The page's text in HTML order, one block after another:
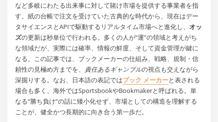
など多岐にわたる出来事に対して賭け市場を提供する事業者を指
す。紙の台帳で注文を受けていた古典的な時代から、現在はデー
タサイエンスとAPIで駆動するリアルタイム市場へと進化し、 オッ
ズの更新は秒単位で行われる。多くの人が“運”の領域と考えがち
な領域だが、実際には確率、情報の鮮度、そして資金管理が鍵に
なる。この記事では、ブックメーカーの仕組み、戦略、規制・信
頼性の見極め方までを、 責任あるギャンブルの視点も交えながら
深掘りする。なお、日本語の表記ではブック メーカーと表される
場合も多く、海外ではSportsbookやBookmakerと呼ばれる。単
なる“勝ち負け”の話に矮小化せず、市場としての構造を理解する
ことが、健全かつ長期的に向き合う第一歩だ。